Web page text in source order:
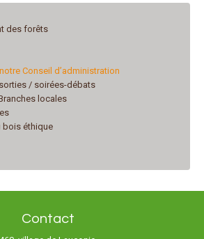
des forêts
Conseil d’administration
/ soirées-débats
locales
bois éthique
Contact